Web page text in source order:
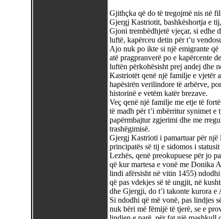
Gjithçka që do të tregojmë nis në
Gjergj Kastriotit, bashkëshortja e
Gjoni trembëdhjetë vjeçar, si edhe
luftë, kapërceu detin për t’u
Ajo nuk po ikte si një emigrante
atë pragpranverë po e kapërcente
luftën përkohësisht prej andej dhe
Kastriotët qenë një familje e vjetër
hapësirën verilindore të arbërve,
historinë e vetëm katër brezave.
Veç qenë një familje me etje të
të madh për t’i mbërritur synimet
papërmbajtur zgjerimi dhe me
trashëgimisë.
Gjergj Kastrioti i pamartuar për një
principatës së tij e sidomos i
Lezhës, qenë preokupuese për jo
që kur martesa e vonë me Donika
lindi afërsisht në vitin 1455)
që pas vdekjes së të ungjit, në
dhe Gjergji, do t’i takonte kurora e
Si ndodhi që më vonë, pas lindjes
nuk bëri më fëmijë të tjerë, se e